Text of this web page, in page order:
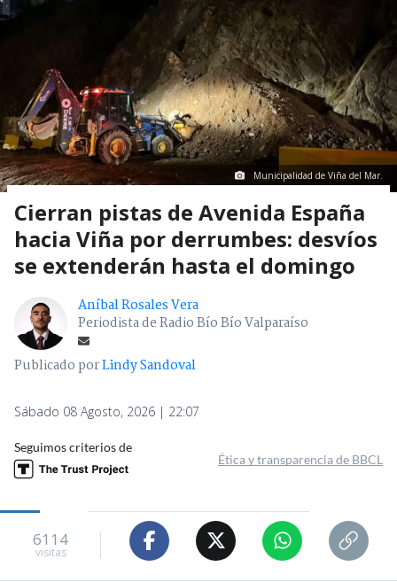
Municipalidad de Viña del Mar.
Cierran pistas de Avenida España
hacia Viña por derrumbes: desvíos
se extenderán hasta el domingo
Aníbal Rosales Vera
Periodista de Radio Bío Bío Valparaíso
Publicado porLindy Sandoval
Sábado 08 Agosto, 2026 | 22:07
Seguimos criterios de
Ética y transparencia de BBCL
6114
visitas